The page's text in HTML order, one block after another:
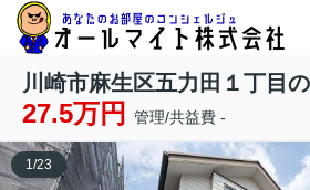
川崎市麻生区五力田１丁目
27.5万円 管理/共益費 -
1/23